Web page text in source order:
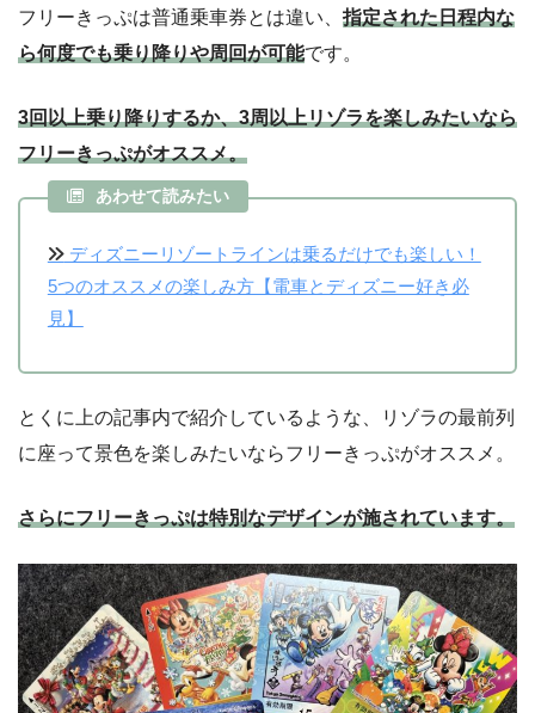
フリーきっぷは普通乗車券とは違い、 指定された日程内な
ら何度でも乗り降りや周回が可能です。
3回以上乗り降りするか、3周以上リゾラを楽しみたいなら
フリーきっぷがオススメ。
あわせて読みたい
ディズニーリゾートラインは乗るだけでも楽しい！
5つのオススメの楽しみ方【電車とディズニー好き必
見】
とくに上の記事内で紹介しているような、リゾラの最前列
に座って景色を楽しみたいならフリーきっぷがオススメ。
さらにフリーきっぷは特別なデザインが施されています。